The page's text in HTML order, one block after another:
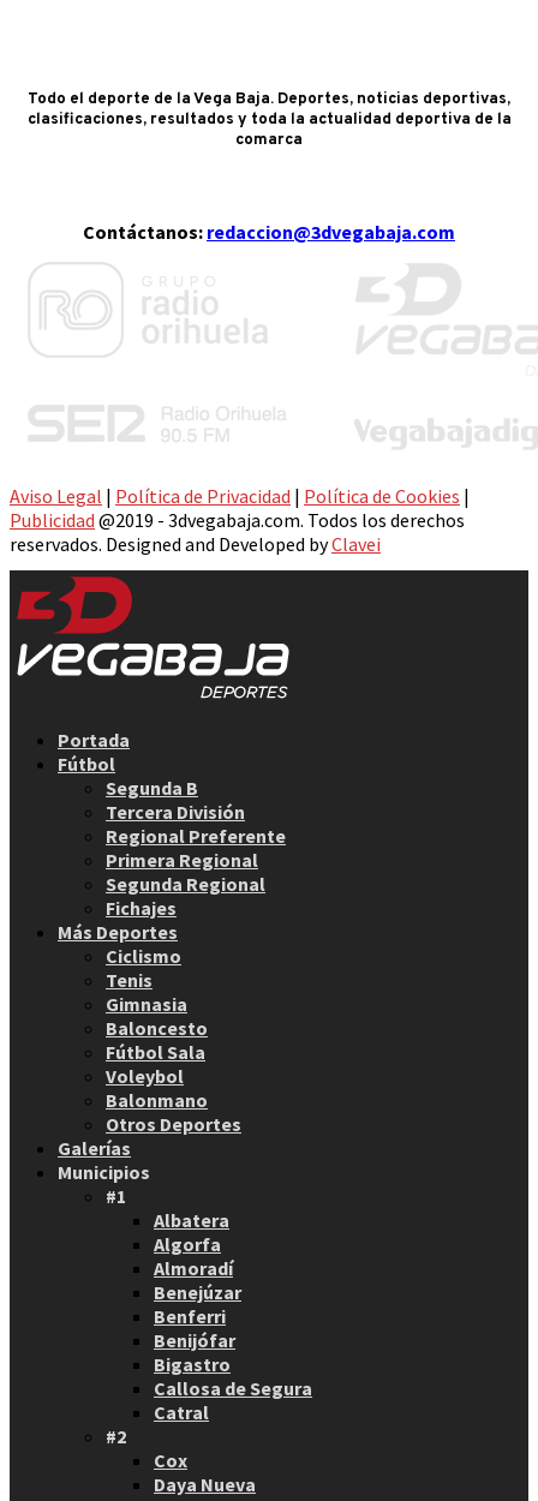
Todo el deporte de la Vega Baja. Deportes, noticias deportivas,
clasificaciones, resultados y toda la actualidad deportiva de la
comarca
Contáctanos: redaccion@3dvegabaja.com
Aviso Legal | Política de Privacidad | Política de Cookies |
Publicidad @2019 - 3dvegabaja.com. Todos los derechos
reservados. Designed and Developed byClavei
Portada
Fútbol
Segunda B
Tercera División
Regional Preferente
Primera Regional
Segunda Regional
Fichajes
Más Deportes
Ciclismo
Tenis
Gimnasia
Baloncesto
Fútbol Sala
Voleybol
Balonmano
Otros Deportes
Galerías
Municipios
#1
Albatera
Algorfa
Almoradí
Benejúzar
Benferri
Benijófar
Bigastro
Callosa de Segura
Catral
#2
Cox
Daya Nueva